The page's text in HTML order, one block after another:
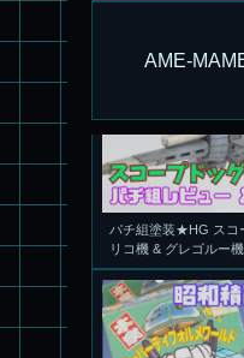
AME-
パチ組塗装★HG スコ
リコ機 & グレゴルー